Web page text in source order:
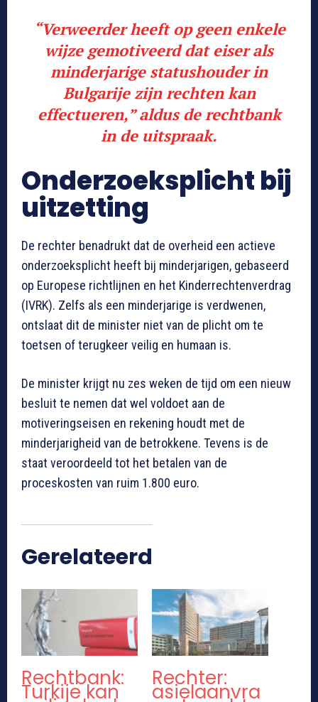
“Verweerder heeft op geen enkele
wijze gemotiveerd dat eiser als
minderjarige statushouder in
Bulgarije zijn rechten kan
effectueren,” aldus de rechtbank
in de uitspraak.
Onderzoeksplicht bij
uitzetting
De rechter benadrukt dat de overheid een actieve
onderzoeksplicht heeft bij minderjarigen, gebaseerd
op Europese richtlijnen en het Kinderrechtenverdrag
(IVRK). Zelfs als een minderjarige is verdwenen,
ontslaat dit de minister niet van de plicht om te
toetsen of terugkeer veilig en humaan is.
De minister krijgt nu zes weken de tijd om een nieuw
besluit te nemen dat wel voldoet aan de
motiveringseisen en rekening houdt met de
minderjarigheid van de betrokkene. Tevens is de
staat veroordeeld tot het betalen van de
proceskosten van ruim 1.800 euro.
Gerelateerd
Rechtbank:
Turkije kan
Rechter:
asielaanvra